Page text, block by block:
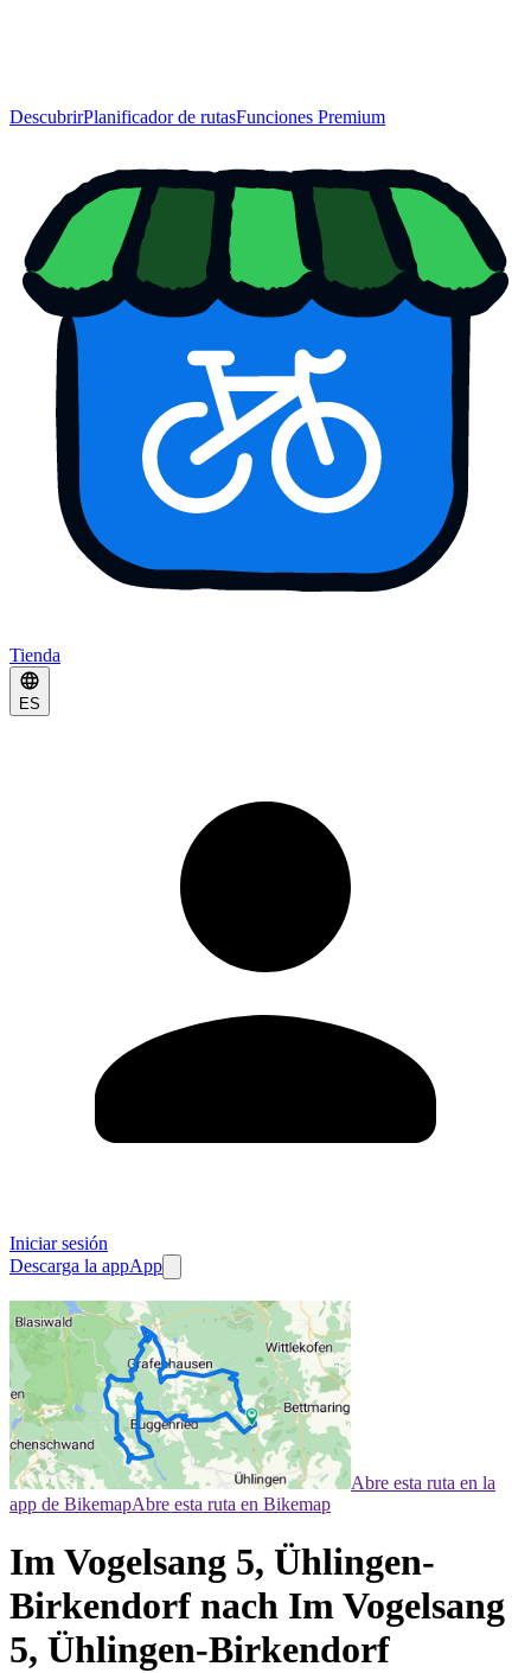
DescubrirPlanificador de rutasFunciones Premium
Tienda
ES
Iniciar sesión
Descarga la appApp
Abre esta ruta en la
app de BikemapAbre esta ruta en Bikemap
Im Vogelsang 5, Ühlingen-
Birkendorf nach Im Vogelsang
5, Ühlingen-Birkendorf